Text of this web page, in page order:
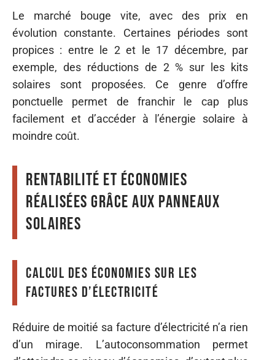
Le marché bouge vite, avec des prix en
évolution constante. Certaines périodes sont
propices : entre le 2 et le 17 décembre, par
exemple, des réductions de 2 % sur les kits
solaires sont proposées. Ce genre d’offre
ponctuelle permet de franchir le cap plus
facilement et d’accéder à l’énergie solaire à
moindre coût.
Rentabilité et économies
réalisées grâce aux panneaux
solaires
Calcul des économies sur les
factures d’électricité
Réduire de moitié sa facture d’électricité n’a rien
d’un mirage. L’autoconsommation permet